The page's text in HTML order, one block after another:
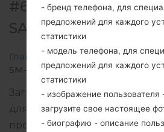
#62345 ДЛЯ SM-
SAMSUNGGALAXY
Главная →Galaxy J7 2016 →
SM-
Загрузите последнее
для Samsung Galaxy J7
проверить,
- бренд телефона, для
предложений для каждого
статистики
- модель телефона, для
предложений для каждого
статистики
- изображение пользователя
загрузите свое настоящее
- биографию - описание